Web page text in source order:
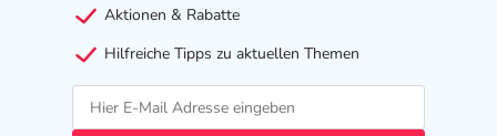
Aktionen & Rabatte
Hilfreiche Tipps zu aktuellen Themen